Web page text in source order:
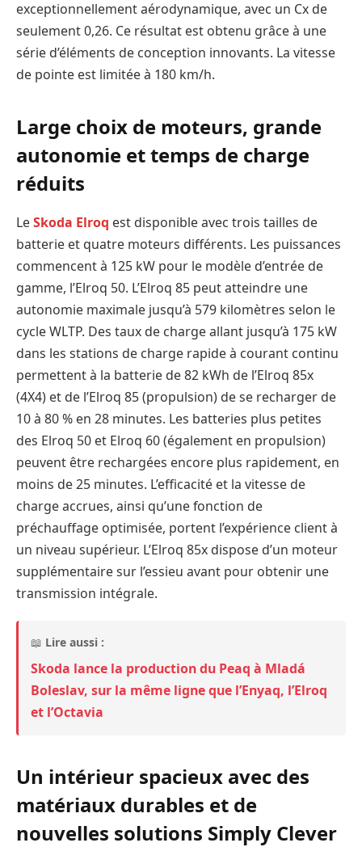
exceptionnellement aérodynamique, avec un Cx de
seulement 0,26. Ce résultat est obtenu grâce à une
série d’éléments de conception innovants. La vitesse
de pointe est limitée à 180 km/h.
Large choix de moteurs, grande
autonomie et temps de charge
réduits
LeSkoda Elroq est disponible avec trois tailles de
batterie et quatre moteurs différents. Les puissances
commencent à 125 kW pour le modèle d’entrée de
gamme, l’Elroq 50. L’Elroq 85 peut atteindre une
autonomie maximale jusqu’à 579 kilomètres selon le
cycle WLTP. Des taux de charge allant jusqu’à 175 kW
dans les stations de charge rapide à courant continu
permettent à la batterie de 82 kWh de l’Elroq 85x
(4X4) et de l’Elroq 85 (propulsion) de se recharger de
10 à 80 % en 28 minutes. Les batteries plus petites
des Elroq 50 et Elroq 60 (également en propulsion)
peuvent être rechargées encore plus rapidement, en
moins de 25 minutes. L’efficacité et la vitesse de
charge accrues, ainsi qu’une fonction de
préchauffage optimisée, portent l’expérience client à
un niveau supérieur. L’Elroq 85x dispose d’un moteur
supplémentaire sur l’essieu avant pour obtenir une
transmission intégrale.
📖 Lire aussi :
Skoda lance la production du Peaq à Mladá
Boleslav, sur la même ligne que l’Enyaq, l’Elroq
et l’Octavia
Un intérieur spacieux avec des
matériaux durables et de
nouvelles solutions Simply Clever